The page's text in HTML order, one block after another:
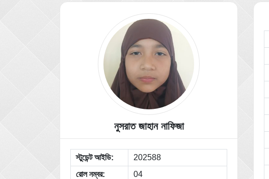
নুসরাত জাহান না‌ফিজা
স্টুডেন্ট আইডি:
202588
রোল নম্বর:
04